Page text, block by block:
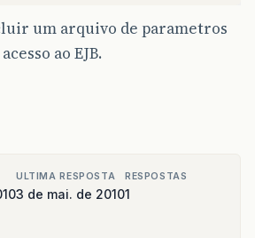
um arquivo de parametros
ao EJB.
ULTIMA RESPOSTA
3 de mai. de 2010
RESPOSTAS
1